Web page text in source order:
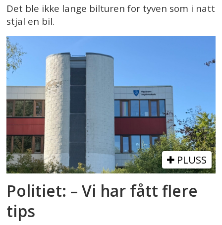
Det ble ikke lange bilturen for tyven som i natt
stjal en bil.
PLUSS
Politiet: – Vi har fått flere
tips